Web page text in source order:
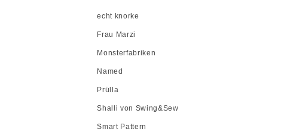
echt knorke
Frau Marzi
Monsterfabriken
Named
Prülla
Shalli von Swing&Sew
Smart Pattern